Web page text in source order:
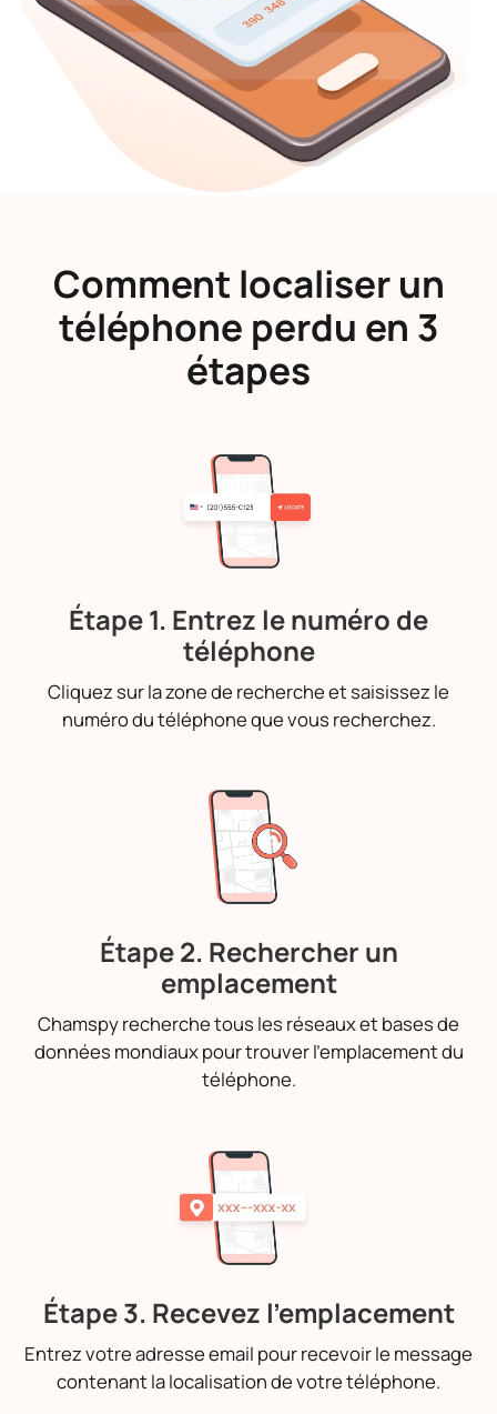
Comment localiser un
téléphone perdu en 3
étapes
Étape 1. Entrez le numéro de
téléphone
Cliquez sur la zone de recherche et saisissez le
numéro du téléphone que vous recherchez.
Étape 2. Rechercher un
emplacement
Chamspy recherche tous les réseaux et bases de
données mondiaux pour trouver l'emplacement du
téléphone.
Étape 3. Recevez l'emplacement
Entrez votre adresse email pour recevoir le message
contenant la localisation de votre téléphone.